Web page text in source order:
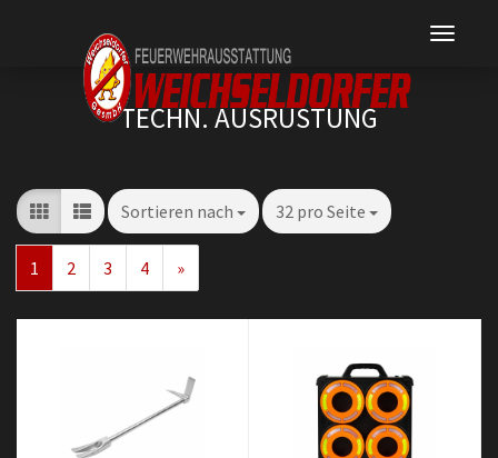
TECHN. AUSRÜSTUNG
Sortieren nach 32 pro Seite
1 2 3 4 »